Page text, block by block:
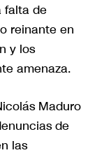
falta de
reinante en
y los
amenaza.
Maduro
de
las